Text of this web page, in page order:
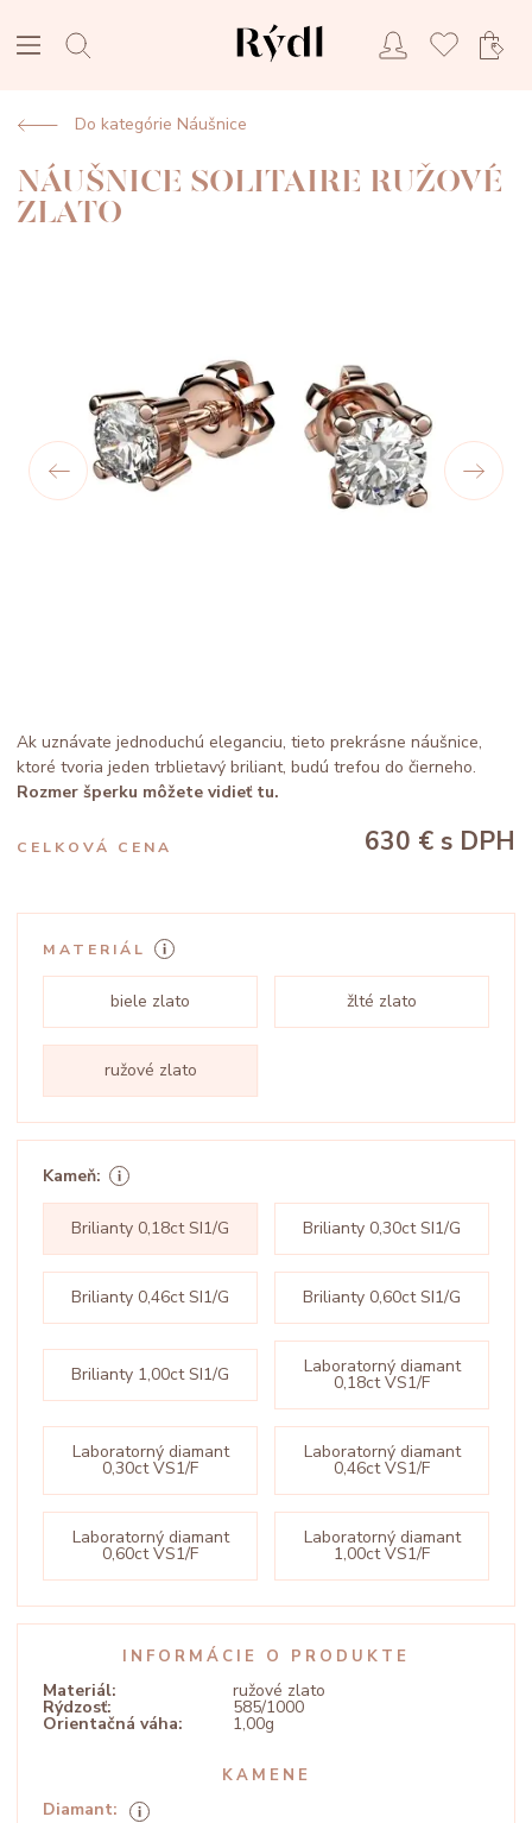
Do kategórie Náušnice
NÁUŠNICE SOLITAIRE RUŽOVÉ
ZLATO
Ak uznávate jednoduchú eleganciu, tieto prekrásne náušnice,
ktoré tvoria jeden trblietavý briliant, budú trefou do čierneho.
Rozmer šperku môžete vidieť tu.
CELKOVÁ CENA 630 € s DPH
MATERIÁL
biele zlato žlté zlato
ružové zlato
Kameň:
Brilianty 0,18ct SI1/G Brilianty 0,30ct SI1/G
Brilianty 0,46ct SI1/G Brilianty 0,60ct SI1/G
Brilianty 1,00ct SI1/G Laboratorný diamant
0,18ct VS1/F
Laboratorný diamant
0,30ct VS1/F
Laboratorný diamant
0,46ct VS1/F
Laboratorný diamant
0,60ct VS1/F
Laboratorný diamant
1,00ct VS1/F
INFORMÁCIE O PRODUKTE
Materiál: ružové zlato
Rýdzosť: 585/1000
Orientačná váha: 1,00g
KAMENE
Diamant: